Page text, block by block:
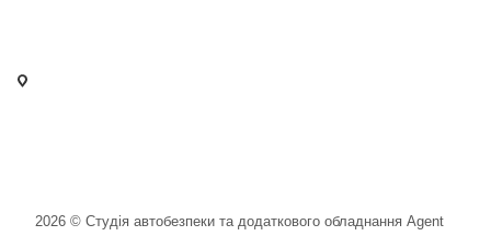
2026 © Студія автобезпеки та додаткового обладнання Agent